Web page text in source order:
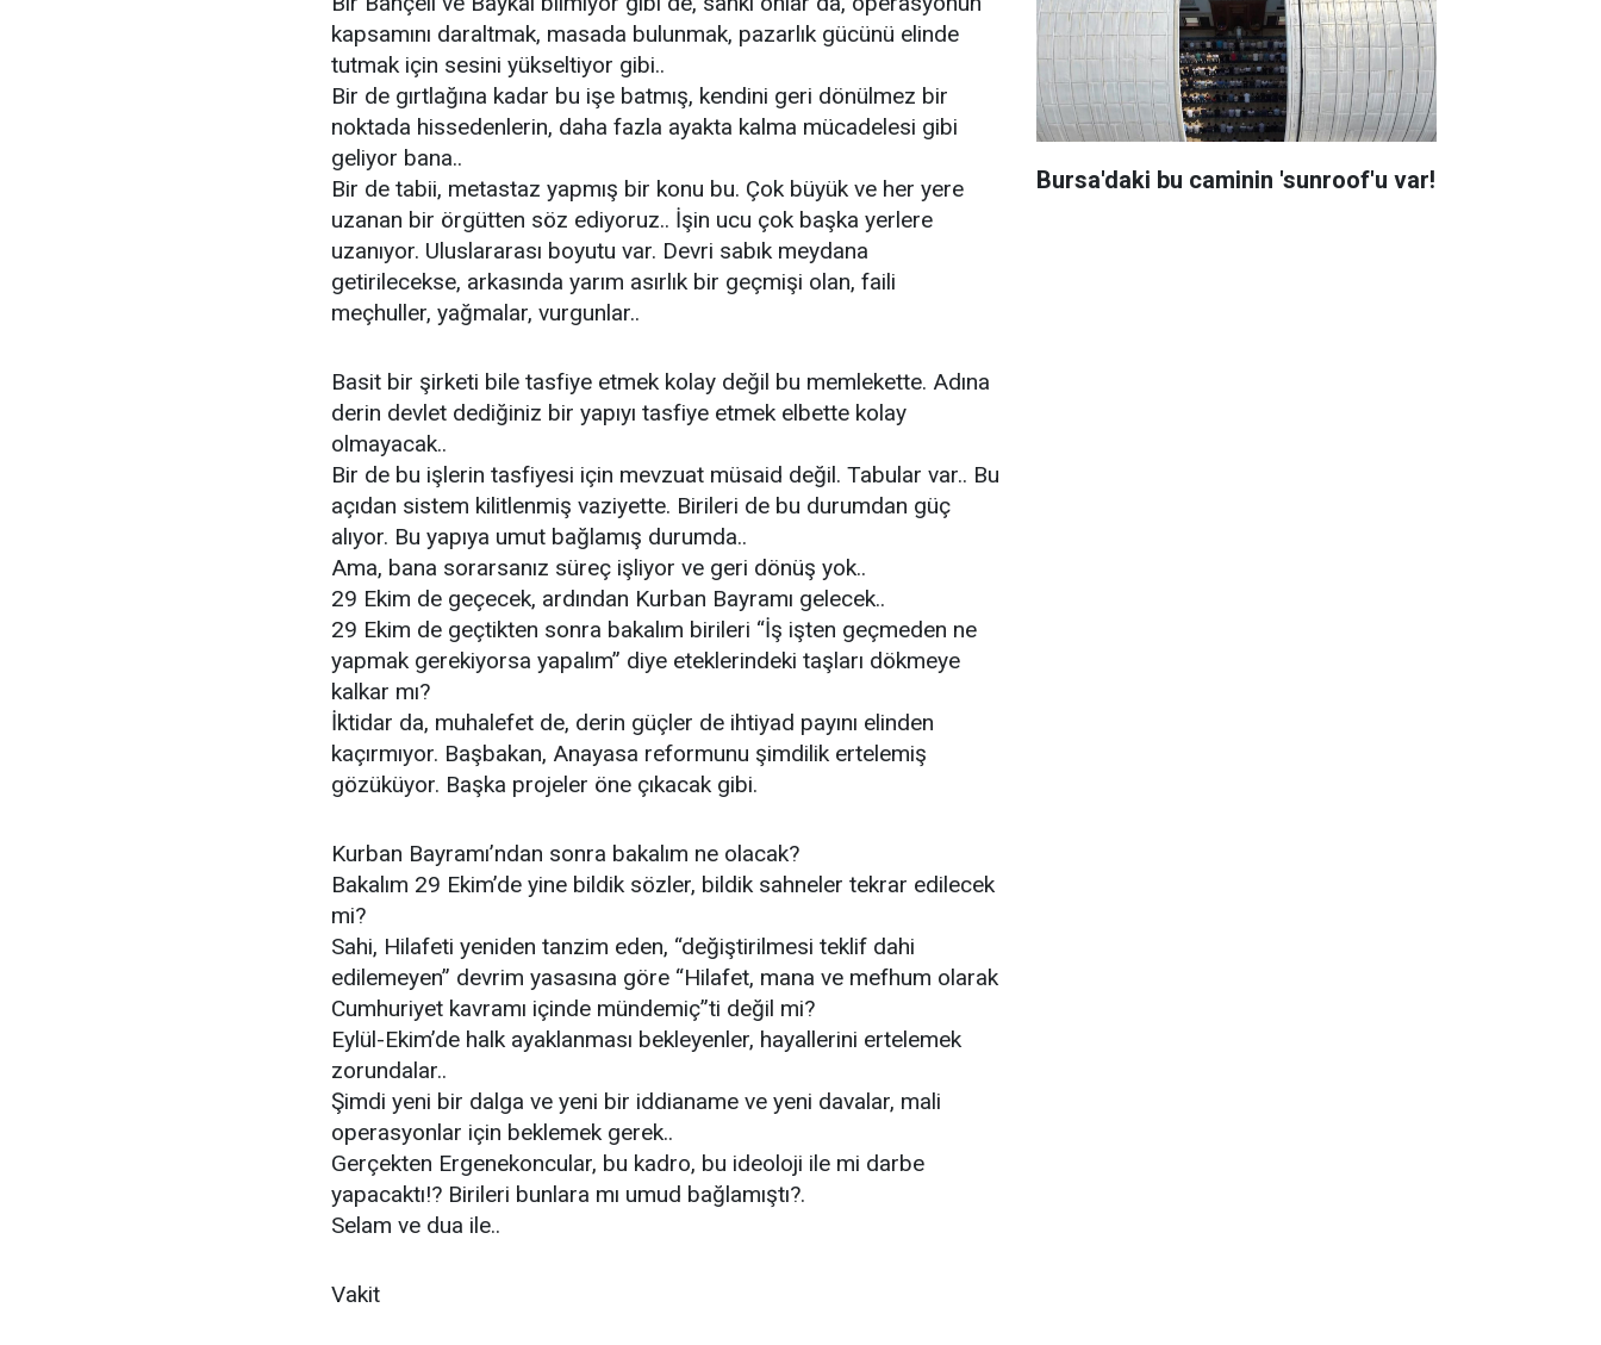
kapsamını daraltmak, masada bulunmak, pazarlık gücünü elinde
tutmak için sesini yükseltiyor gibi..
Bir de gırtlağına kadar bu işe batmış, kendini geri dönülmez bir
noktada hissedenlerin, daha fazla ayakta kalma mücadelesi gibi
geliyor bana..
Bir de tabii, metastaz yapmış bir konu bu. Çok büyük ve her yere
uzanan bir örgütten söz ediyoruz.. İşin ucu çok başka yerlere
uzanıyor. Uluslararası boyutu var. Devri sabık meydana
getirilecekse, arkasında yarım asırlık bir geçmişi olan, faili
meçhuller, yağmalar, vurgunlar..
Basit bir şirketi bile tasfiye etmek kolay değil bu memlekette. Adına
derin devlet dediğiniz bir yapıyı tasfiye etmek elbette kolay
olmayacak..
Bir de bu işlerin tasfiyesi için mevzuat müsaid değil. Tabular var.. Bu
açıdan sistem kilitlenmiş vaziyette. Birileri de bu durumdan güç
alıyor. Bu yapıya umut bağlamış durumda..
Ama, bana sorarsanız süreç işliyor ve geri dönüş yok..
29 Ekim de geçecek, ardından Kurban Bayramı gelecek..
29 Ekim de geçtikten sonra bakalım birileri “İş işten geçmeden ne
yapmak gerekiyorsa yapalım” diye eteklerindeki taşları dökmeye
kalkar mı?
İktidar da, muhalefet de, derin güçler de ihtiyad payını elinden
kaçırmıyor. Başbakan, Anayasa reformunu şimdilik ertelemiş
gözüküyor. Başka projeler öne çıkacak gibi.
Kurban Bayramı’ndan sonra bakalım ne olacak?
Bakalım 29 Ekim’de yine bildik sözler, bildik sahneler tekrar edilecek
mi?
Sahi, Hilafeti yeniden tanzim eden, “değiştirilmesi teklif dahi
edilemeyen” devrim yasasına göre “Hilafet, mana ve mefhum olarak
Cumhuriyet kavramı içinde mündemiç”ti değil mi?
Eylül-Ekim’de halk ayaklanması bekleyenler, hayallerini ertelemek
zorundalar..
Şimdi yeni bir dalga ve yeni bir iddianame ve yeni davalar, mali
operasyonlar için beklemek gerek..
Gerçekten Ergenekoncular, bu kadro, bu ideoloji ile mi darbe
yapacaktı!? Birileri bunlara mı umud bağlamıştı?.
Selam ve dua ile..
Vakit
Bursa'daki bu caminin 'sunroof'u var!